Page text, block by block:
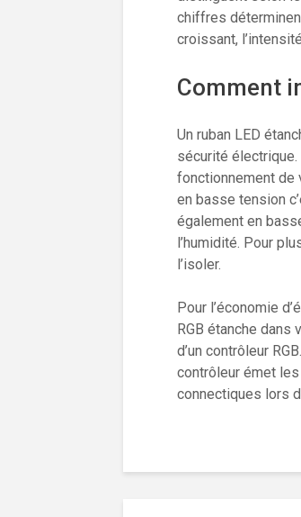
chiffres
croissant,
Comment
Un ruban LED
sécurité
fonctionnement de
en basse tension
également en
l’humidité. Pour
l’isoler.
Pour l’économie
RGB étanche dans
d’un contrôleur
contrôleur émet
connectiques